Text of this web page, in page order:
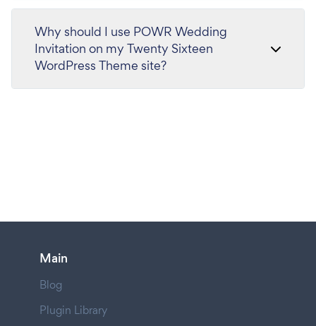
Why should I use POWR Wedding
Invitation on my Twenty Sixteen
WordPress Theme site?
Main
Blog
Plugin Library